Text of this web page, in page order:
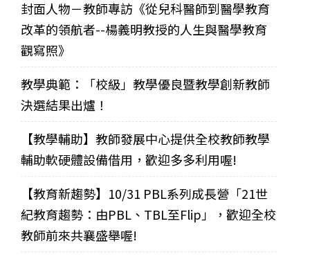
封面人物－教師專訪《從兒科醫師到醫學教育
改革的領航者--楊義明教授的人生與醫學教育
觀寫照》
教學典範：「校級」教學優良暨教學創新教師
決選結果出爐！
【教學輔助】教師發展中心提供全校教師教學
輔助軟硬體設備借用，歡迎多多利用喔!
【教育新趨勢】10/31 PBL系列成長營「21世
紀教育趨勢：由PBL、TBL至Flip」，歡迎全校
教師前來共襄盛舉喔!